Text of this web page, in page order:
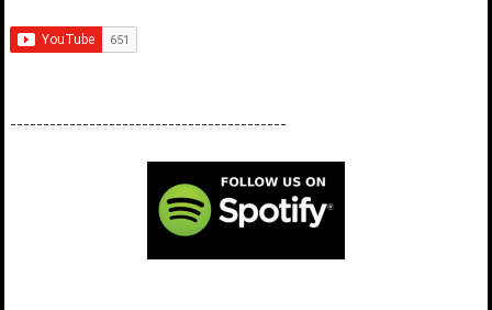
------------------------------------------